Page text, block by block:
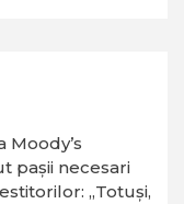
Moody’s
pașii necesari
„Totuși,